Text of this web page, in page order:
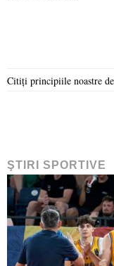
Citiți principiile noastre
ŞTIRI SPORTIVE